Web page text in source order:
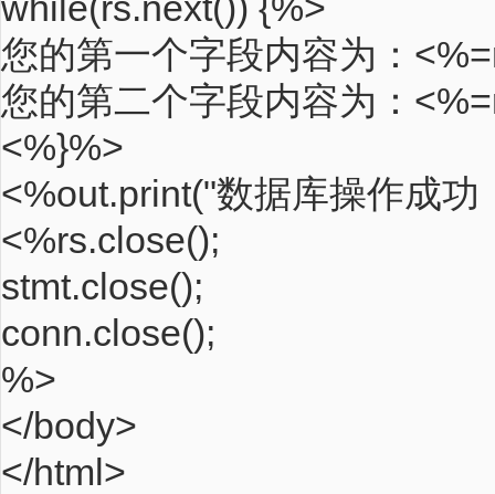
while(rs.next()) {%>
您的第一个字段内容为：
您的第二个字段内容为：
<%}%>
<%out.print("数据库操作成功
<%rs.close();
stmt.close();
conn.close();
%>
</body>
</html>